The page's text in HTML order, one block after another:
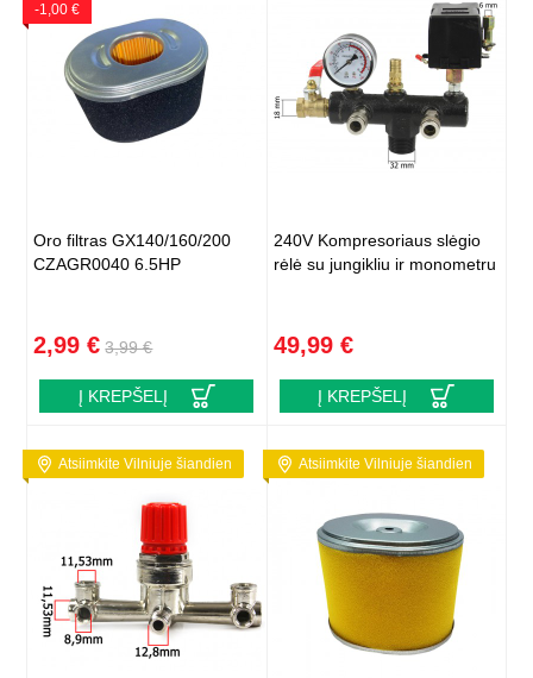
-1,00 €
Oro filtras GX140/160/200
CZAGR0040 6.5HP
2,99 € 3,99 €
Į KREPŠELĮ
240V Kompresoriaus slėgio
rėlė su jungikliu ir monometru
49,99 €
Į KREPŠELĮ
Atsiimkite Vilniuje šiandien Atsiimkite Vilniuje šiandien